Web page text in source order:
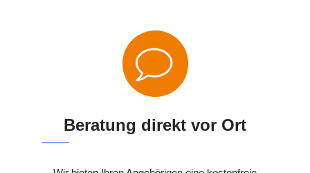
Beratung direkt vor Ort